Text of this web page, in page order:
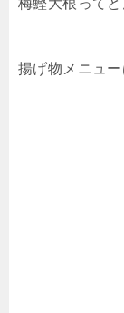
梅鰹大根って
揚げ物メニュ